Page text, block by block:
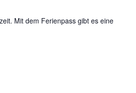
Mit dem Ferienpass gibt es eine